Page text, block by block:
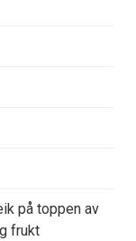
på toppen av
frukt